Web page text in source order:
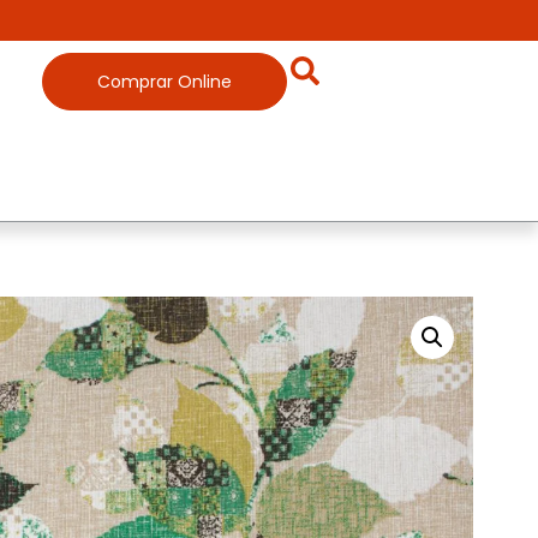
Comprar Online